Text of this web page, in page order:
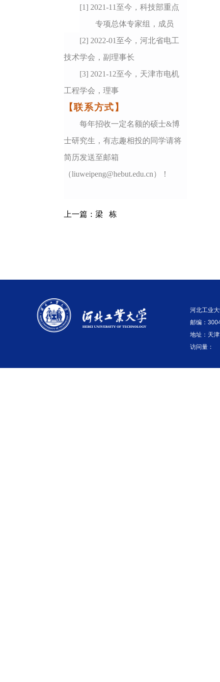
[1] 2021-11至今，科技部重点
专项总体专家组，成员
[2] 2022-01至今，河北省电工
技术学会，副理事长
[3] 2021-12至今，天津市电机
工程学会，理事
【联系方式】
每年招收一定名额的硕士&博
士研究生，有志趣相投的同学请将
简历发送至邮箱
（liuweipeng@hebut.edu.cn）！
上一篇： 梁 栋
河北工业
邮编：
地址：天
访问量：